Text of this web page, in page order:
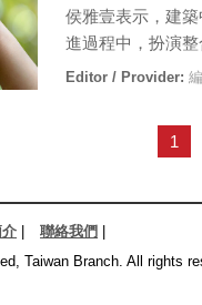
侯雅壹表示，建
進過程中，扮演
Editor / Provider:
1
聯絡我們
Taiwan Branch. All rights